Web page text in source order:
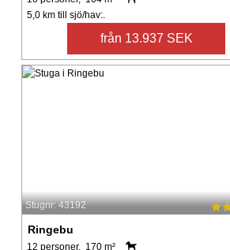
5,0 km till sjö/hav:.
från 13.937 SEK
Stugnr: 43192
Ringebu
12 personer, 170 m²